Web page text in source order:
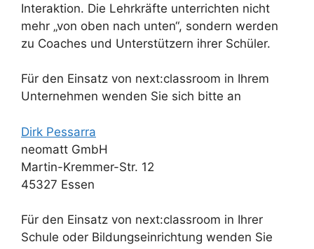
Interaktion. Die Lehrkräfte unterrichten nicht
mehr „von oben nach unten“, sondern werden
zu Coaches und Unterstützern ihrer Schüler.
Für den Einsatz von next:classroom in Ihrem
Unternehmen wenden Sie sich bitte an
Dirk Pessarra
neomatt GmbH
Martin-Kremmer-Str. 12
45327 Essen
Für den Einsatz von next:classroom in Ihrer
Schule oder Bildungseinrichtung wenden Sie